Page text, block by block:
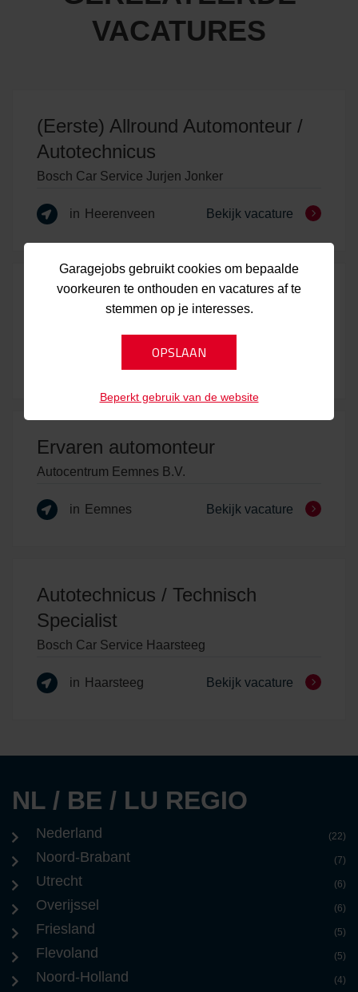
VACATURES
(Eerste) Allround Automonteur /
Autotechnicus
Bosch Car Service Jurjen Jonker
in Heerenveen Bekijk vacature
Chef Werkplaats / Chef Monteur
Ervaren automonteur
Autocentrum Eemnes B.V.
in Eemnes Bekijk vacature
Autotechnicus / Technisch
Specialist
Bosch Car Service Haarsteeg
in Haarsteeg Bekijk vacature
NL / BE / LU REGIO
Nederland (22)
Noord-Brabant (7)
Utrecht (6)
Overijssel (6)
Friesland (5)
Flevoland (5)
Noord-Holland (4)
Garagejobs gebruikt cookies om bepaalde
voorkeuren te onthouden en vacatures af te
stemmen op je interesses.
Beperkt gebruik van de website